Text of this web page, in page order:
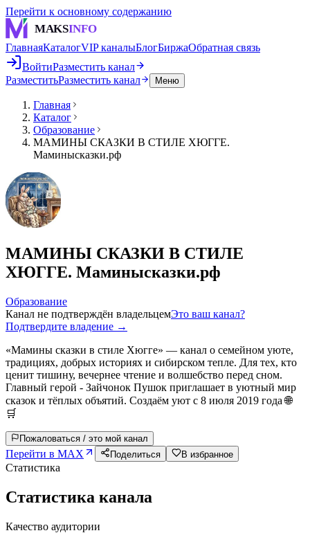
Перейти к основному содержанию
MAKSINFO
ГлавнаяКаталогVIP каналыБлогБиржаОбратная связь
ВойтиРазместить канал
РазместитьРазместить канал Меню
Главная
Каталог
Образование
МАМИНЫ СКАЗКИ В СТИЛЕ ХЮГГЕ.
Маминысказки.рф
МАМИНЫ СКАЗКИ В СТИЛЕ
ХЮГГЕ. Маминысказки.рф
Образование
Канал не подтверждён владельцемЭто ваш канал?
Подтвердите владение →
«Мамины сказки в стиле Хюгге» — канал о семейном уюте,
традициях, добрых историях и сибирском тепле. Для тех, кто
ценит тишину, вечернее чтение и волшебство перед сном.
Главный герой - Зайчонок Пушок приглашает в уютный мир
сказок и тёплых объятий. Создаём уют с 8 июля 2019 года 🌐
🛒
Пожаловаться / это мой канал
Перейти в MAX Поделиться В избранное
Статистика
Статистика канала
Качество аудитории